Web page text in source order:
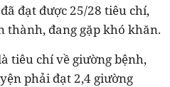
đạt được 25/28 tiêu chí,
thành, đang gặp khó khăn.
tiêu chí về giường bệnh,
phải đạt 2,4 giường